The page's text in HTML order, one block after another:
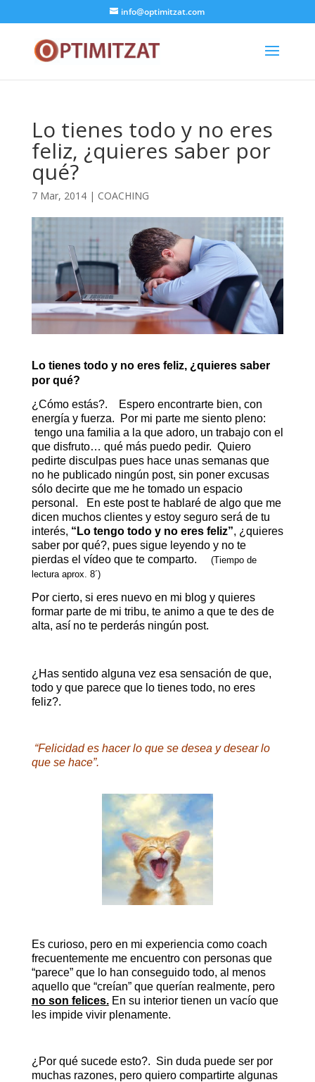
info@optimitzat.com
Lo tienes todo y no eres
feliz, ¿quieres saber por
qué?
7 Mar, 2014| COACHING
Lo tienes todo y no eres feliz, ¿quieres saber
por qué?
¿Cómo estás?.
Espero encontrarte bien, con
energía y fuerza.
Por mi parte me siento pleno:
tengo una familia a la que adoro, un trabajo con el
que disfruto… qué más puedo pedir. Quiero
pedirte disculpas pues hace unas semanas que
no he publicado ningún post, sin poner excusas
sólo decirte que me he tomado un espacio
personal. En este post te hablaré de algo que me
dicen muchos clientes y estoy seguro será de tu
interés, “Lo tengo todo y no eres feliz”, ¿quieres
saber por qué?, pues sigue leyendo y no te
pierdas el vídeo que te comparto.
(Tiempo de
lectura aprox. 8´)
Por cierto, si eres nuevo en mi blog y quieres
formar parte de mi tribu, te animo a que te des de
alta, así no te perderás ningún post.
¿Has sentido alguna vez esa sensación de que,
todo y que parece que lo tienes todo, no eres
feliz?.
“Felicidad es hacer lo que se desea y desear lo
que se hace”.
Es curioso, pero en mi experiencia como coach
frecuentemente me encuentro con personas que
“parece” que lo han conseguido todo, al menos
aquello que “creían” que querían realmente, pero
no son felices.En su interior tienen un vacío que
les impide vivir plenamente.
¿Por qué sucede esto?. Sin duda puede ser por
muchas razones, pero quiero compartirte algunas